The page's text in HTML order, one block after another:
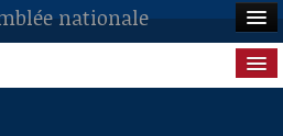
nationale
publique